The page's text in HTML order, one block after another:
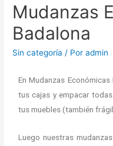
Mudanzas
Badalona
Sin categoría / Poradmin
En Mudanzas
tus cajas y empacar
tus muebles (también
Luego nuestras